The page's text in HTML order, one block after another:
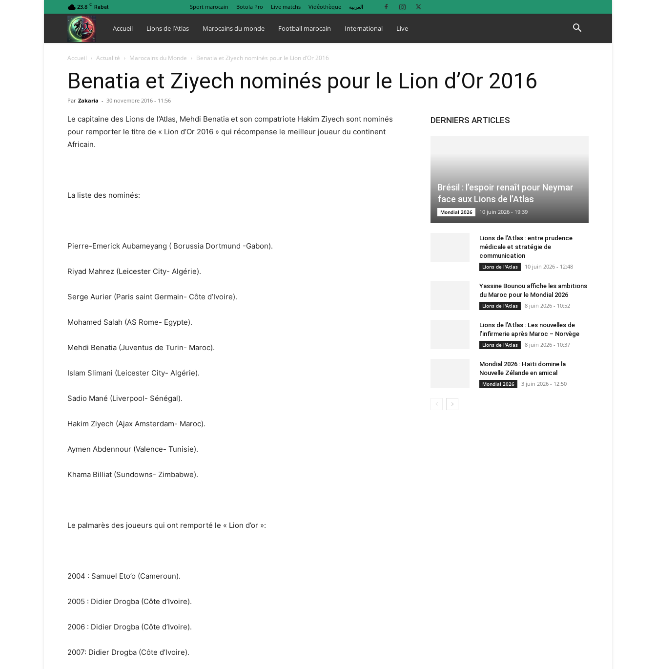
23.8 C Rabat Sport marocain Botola Pro Live matchs Vidéothèque العربية
Lions
de
l
Atlas
Accueil Lions de l’Atlas Marocains du monde Football marocain International Live
Accueil Actualité Marocains du Monde Benatia et Ziyech nominés pour le Lion d’Or 2016
Benatia et Ziyech nominés pour le Lion d’Or 2016
Par Zakaria - 30 novembre 2016 - 11:56
Le capitaine des Lions de l’Atlas, Mehdi Benatia et son compatriote Hakim Ziyech sont nominés
pour remporter le titre de « Lion d’Or 2016 » qui récompense le meilleur joueur du continent
Africain.
La liste des nominés:
Pierre-Emerick Aubameyang ( Borussia Dortmund -Gabon).
Riyad Mahrez (Leicester City- Algérie).
Serge Aurier (Paris saint Germain- Côte d’Ivoire).
Mohamed Salah (AS Rome- Egypte).
Mehdi Benatia (Juventus de Turin- Maroc).
Islam Slimani (Leicester City- Algérie).
Sadio Mané (Liverpool- Sénégal).
Hakim Ziyech (Ajax Amsterdam- Maroc).
Aymen Abdennour (Valence- Tunisie).
Khama Billiat (Sundowns- Zimbabwe).
Le palmarès des joueurs qui ont remporté le « Lion d’or »:
2004 : Samuel Eto’o (Cameroun).
2005 : Didier Drogba (Côte d’Ivoire).
2006 : Didier Drogba (Côte d’Ivoire).
2007: Didier Drogba (Côte d’Ivoire).
DERNIERS ARTICLES
Brésil : l’espoir renaît pour Neymar
face aux Lions de l’Atlas
Mondial 2026 10 juin 2026 - 19:39
Lions de l’Atlas : entre prudence
médicale et stratégie de
communication
Lions de l'Atlas 10 juin 2026 - 12:48
Yassine Bounou affiche les ambitions
du Maroc pour le Mondial 2026
Lions de l'Atlas 8 juin 2026 - 10:52
Lions de l’Atlas : Les nouvelles de
l’infirmerie après Maroc – Norvège
Lions de l'Atlas 8 juin 2026 - 10:37
Mondial 2026 : Haïti domine la
Nouvelle Zélande en amical
Mondial 2026 3 juin 2026 - 12:50